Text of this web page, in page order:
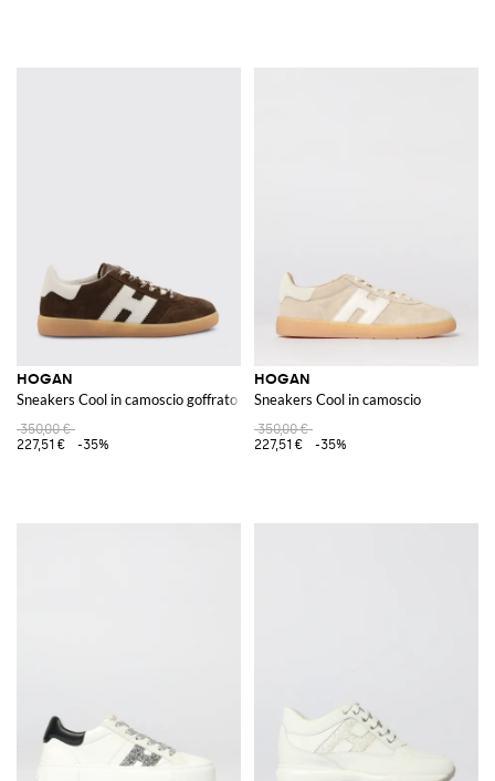
HOGAN
Sneakers Cool in camoscio goffrato
350,00 €
227,51 €
-35%
HOGAN
Sneakers Cool in camoscio
350,00 €
227,51 €
-35%